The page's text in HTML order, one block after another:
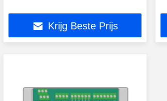
Krijg Beste Prijs